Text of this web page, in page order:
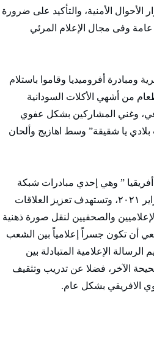
الأحوال الأمنية، والتأكيد على ضرورة
وفى مجال الإعلام المرئي
ومبادرة أفروميديا وقاموا باستلام
من أشهي الأكلات السودانية
وغني المشاركين بشكل عفوي
بلادي يا شقيقة” وسط اهازيج وألحان
” وهي إحدي مبادرات شبكة
التضامن العالمي ، وأسسها الباحث الأنثروبولوجي حسن غزالي في فبراير ٢٠٢١، وتستهدف تعزيز العلاقات
والصحفيين لنقل صورة ذهنية
أن تكون جسراً إعلامياً بين الشعب
الإعلامية المتبادلة بين
الآخر، فضلا عن تدريب وتثقيف
الافريقي بشكل عام.